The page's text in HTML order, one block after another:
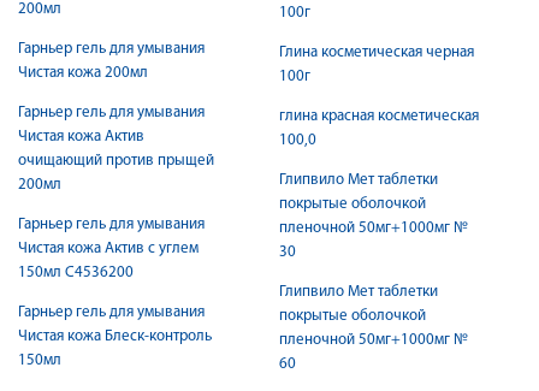
200мл
Гарньер гель для умывания
Чистая кожа 200мл
Гарньер гель для умывания
Чистая кожа Актив
очищающий против прыщей
200мл
Гарньер гель для умывания
Чистая кожа Актив с углем
150мл С4536200
Гарньер гель для умывания
Чистая кожа Блеск-контроль
150мл
100г
Глина косметическая черная
100г
глина красная косметическая
100,0
Глипвило Мет таблетки
покрытые оболочкой
пленочной 50мг+1000мг №
30
Глипвило Мет таблетки
покрытые оболочкой
пленочной 50мг+1000мг №
60